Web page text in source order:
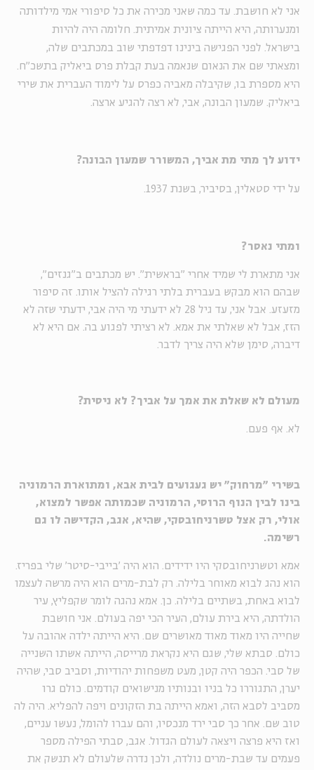
אני לא חושבת. עד כמה שאני מכירה את כל סיפורי אמי מילדותה
ומנערותה, היא הייתה ציונית אמיתית. חלומה היה להיות
בישראל. לפני הפגישה בינינו דפדפתי שוב במכתבים שלה,
ומצאתי שם את הנאום שנאמה בעת קבלת פרס ביאליק בתשכ"ח.
היא מספרת בו, שקיבלה מאביה כפרס על לימוד העברית את שירי
ביאליק. שמעון הבונה, אבי, לא רצה להגיע ארצה.
ידוע לך מתי מת אביך, המשורר שמעון הבונה?
על ידי סטאלין, בסיביר, בשנת 1937.
ומתי נאסר?
אני מתארת לי שמיד אחרי "בראשית". יש מכתבים ב"גנזים",
שבהם הוא מבקש בעברית בלתי רגילה להציל אותו. זה סיפור
מזעזע. אבל אני, עד גיל 28 לא ידעתי מי היה אבי, ידעתי שזה לא
הזז, אבל לא שאלתי את אמא. לא רציתי לפגוע בה. אם היא לא
דיברה, סימן שלא היה צריך לדבר.
מעולם לא שאלת את אמך על אביך? לא ניסית?
לא. אף פעם.
בשירי "מרחוק" יש געגועים לבית אבא, ומתוארת הרמוניה
בינו לבין הנוף הרוסי, הרמוניה שכמותה אפשר למצוא,
אולי, רק אצל טשרניחובסקי, שהיא, אגב, הקדישה לו גם
רשימה.
אמא וטשרניחובסקי היו ידידים. הוא היה 'בייבי-סיטר' שלי בפריז.
הוא נהג לבוא מאוחר בלילה. רק לבת-מרים הוא היה מרשה לעצמו
לבוא באחת, בשתיים בלילה. כן. אמא נהגה לומר שקפליץ, עיר
הולדתה, היא בירת עולם, העיר הכי יפה בעולם. אני חושבת
שחייה היו מאוד מאוד מאושרים שם. היא הייתה ילדה אהובה על
כולם. סבתא שלי, שגם היא נקראת מרייסה, הייתה אשתו השנייה
של סבי. הכפר היה קטן, מעט משפחות יהודיות, וסביב סבי, שהיה
יערן, התגוררו כל בניו ובנותיו מנישואים קודמים. כולם גרו
מסביב לסבא הזה, ואמא הייתה בת הזקונים ויפה להפליא. היה לה
טוב שם. אחר כך סבי ירד מנכסיו, והם עברו להומל, נעשו עניים,
ואז היא פרצה ויצאה לעולם הגדול. אגב, סבתי הפילה מספר
פעמים עד שבת-מרים נולדה, ולכן נדרה שלעולם לא תנשק את